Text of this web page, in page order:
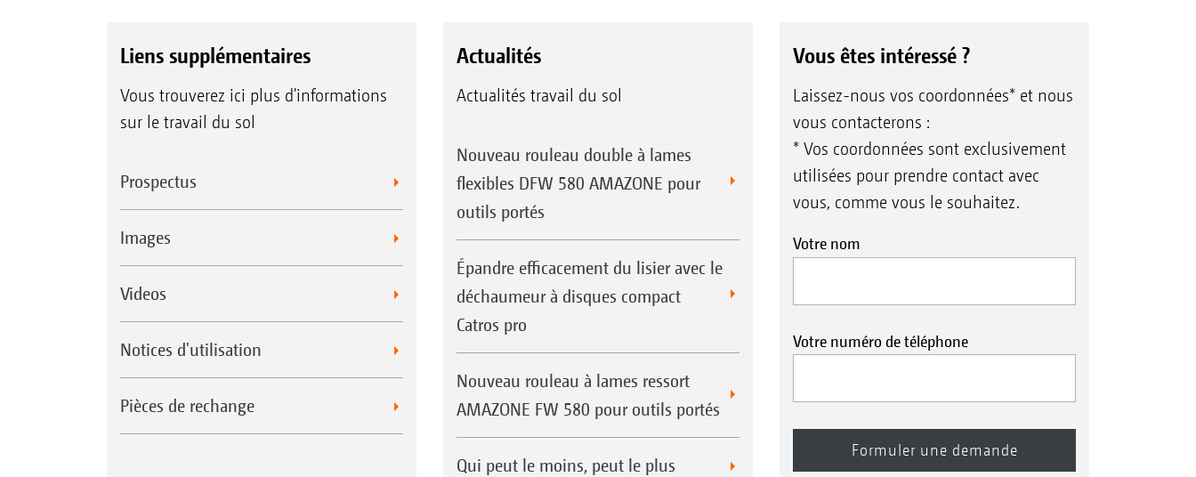
Liens supplémentaires
Vous trouverez ici plus d'informations
sur le travail du sol
Prospectus
Images
Videos
Notices d'utilisation
Pièces de rechange
Actualités
Actualités travail du sol
Nouveau rouleau double à lames
flexibles DFW 580 AMAZONE pour
outils portés
Épandre efficacement du lisier avec le
déchaumeur à disques compact
Catros pro
Nouveau rouleau à lames ressort
AMAZONE FW 580 pour outils portés
Qui peut le moins, peut le plus
Vous êtes intéressé ?
Laissez-nous vos coordonnées* et nous
vous contacterons :
* Vos coordonnées sont exclusivement
utilisées pour prendre contact avec
vous, comme vous le souhaitez.
Votre nom
Votre numéro de téléphone